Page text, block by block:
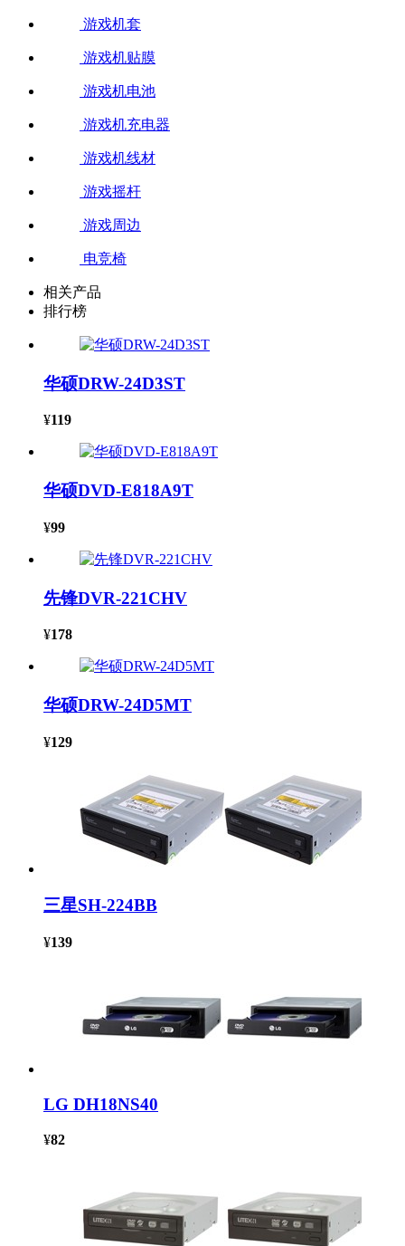
游戏机套
游戏机贴膜
游戏机电池
游戏机充电器
游戏机线材
游戏摇杆
游戏周边
电竞椅
相关产品
排行榜
华硕DRW-24D3ST
¥119
华硕DVD-E818A9T
¥99
先锋DVR-221CHV
¥178
华硕DRW-24D5MT
¥129
三星SH-224BB
¥139
LG DH18NS40
¥82